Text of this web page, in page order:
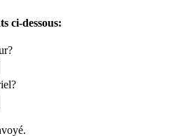
ci-dessous: